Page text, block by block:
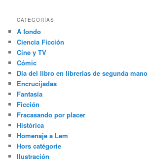
CATEGORÍAS
A fondo
Ciencia Ficción
Cine y TV
Cómic
Día del libro en librerías de segunda mano
Encrucijadas
Fantasía
Ficción
Fracasando por placer
Histórica
Homenaje a Lem
Hors catégorie
Ilustración